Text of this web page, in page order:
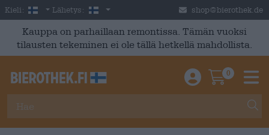
Skip to main content
Kieli: Finnish
Lähetys: Suomi shop@bierothek.de
Kauppa on parhaillaan remontissa. Tämän vuoksi
tilausten tekeminen ei ole tällä hetkellä mahdollista.
Einloggen /
0